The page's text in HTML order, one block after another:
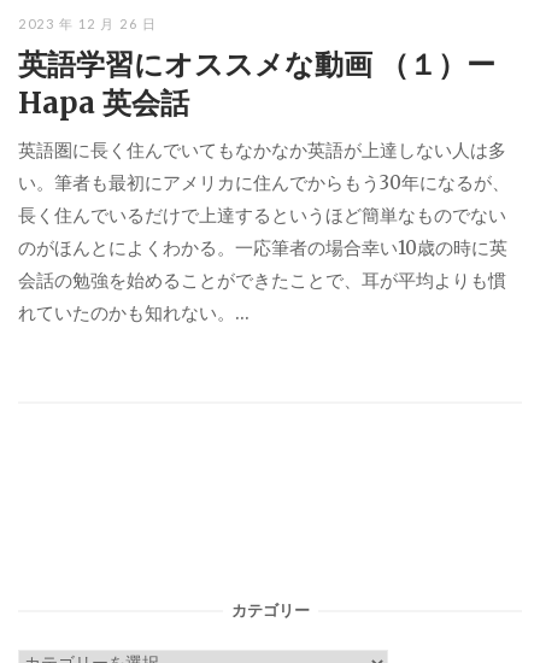
2023 年 12 月 26 日
英語学習にオススメな動画 （１）ー
Hapa 英会話
英語圏に長く住んでいてもなかなか英語が上達しない人は多
い。筆者も最初にアメリカに住んでからもう30年になるが、
長く住んでいるだけで上達するというほど簡単なものでない
のがほんとによくわかる。一応筆者の場合幸い10歳の時に英
会話の勉強を始めることができたことで、耳が平均よりも慣
れていたのかも知れない。...
カテゴリー